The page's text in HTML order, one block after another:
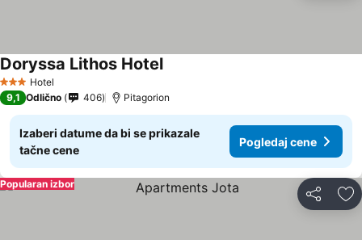
3 Zvezdice
Hotel
Doryssa Lithos HotelPogledaj cene
9,1 Odlično 406 Pitagorion
Izaberi datume da bi se prikazale
tačne cene
Pogledaj cene
Deli
Popularan izbor